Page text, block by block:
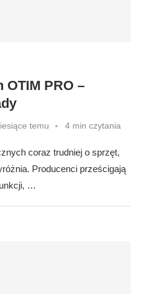
OTIM PRO –
temu 4 min czytania
coraz trudniej o sprzęt,
Producenci prześcigają
…